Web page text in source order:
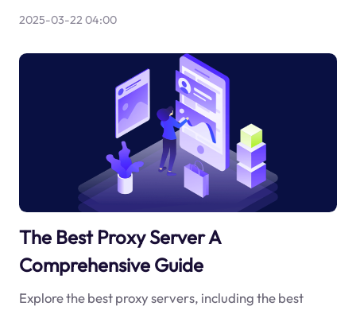
2025-03-22 04:00
The Best Proxy Server A
Comprehensive Guide
Explore the best proxy servers, including the best